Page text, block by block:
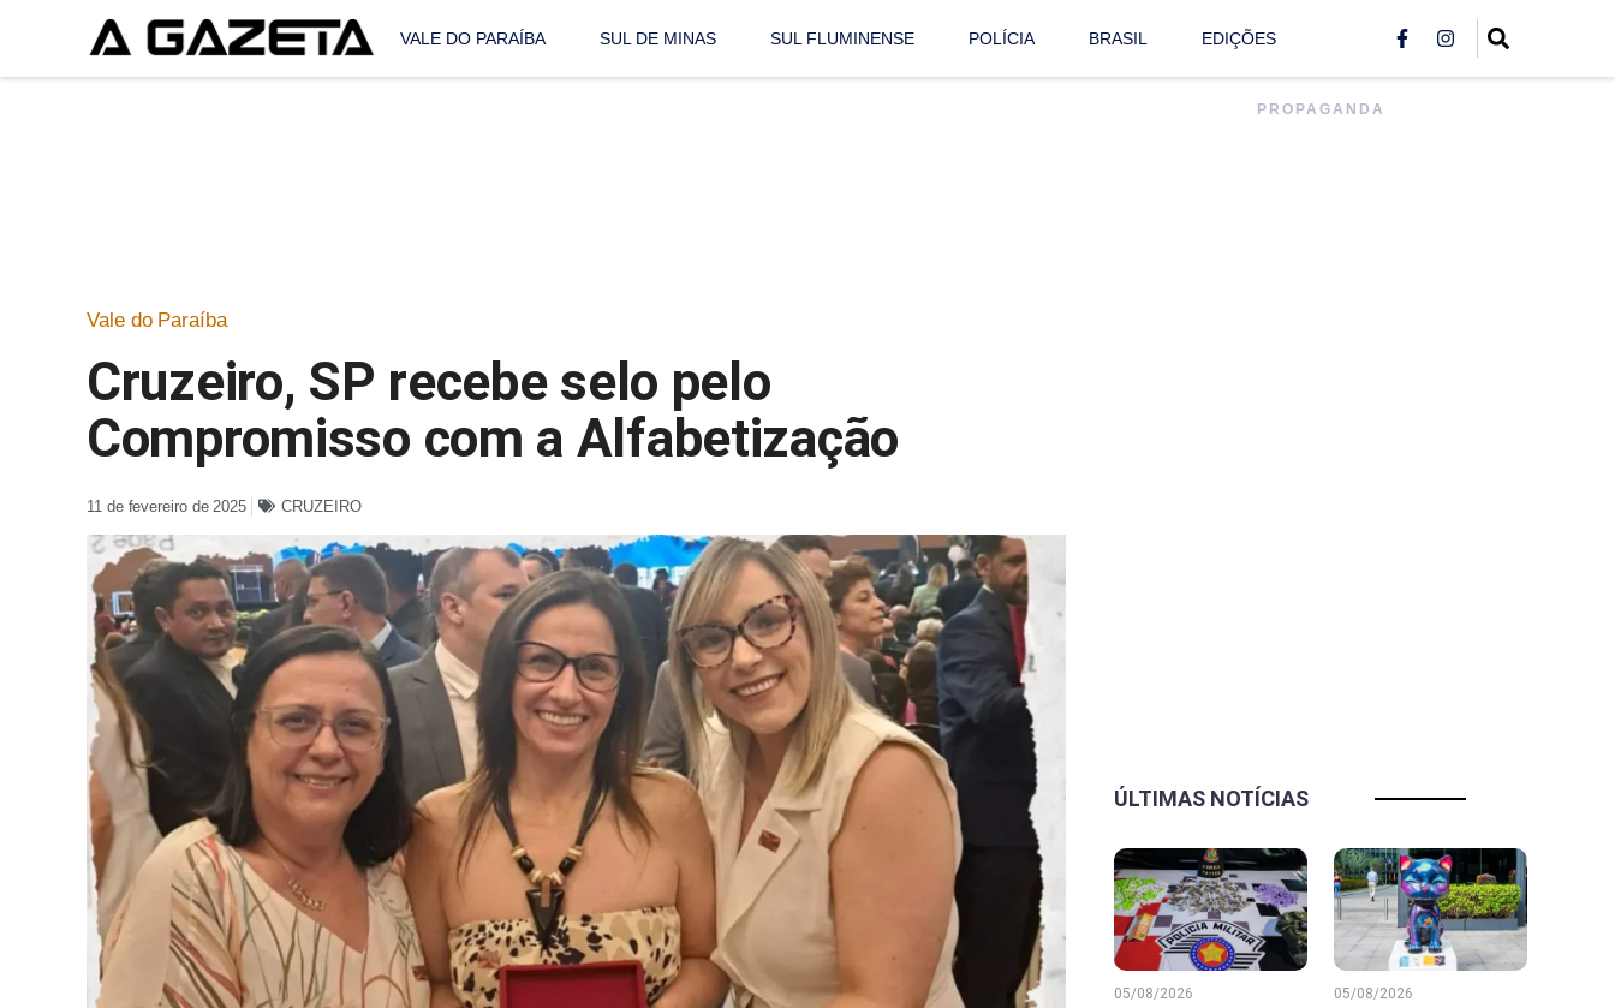
VALE DO PARAÍBA SUL DE MINAS SUL FLUMINENSE POLÍCIA BRASIL EDIÇÕES
Vale do Paraíba
Cruzeiro, SP recebe selo pelo
Compromisso com a Alfabetização
11 de fevereiro de 2025 CRUZEIRO
PROPAGANDA
ÚLTIMAS NOTÍCIAS
05/08/2026 05/08/2026